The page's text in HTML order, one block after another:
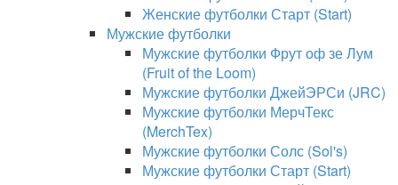
Женские футболки Старт (Start)
Мужские футболки
Мужские футболки Фрут оф зе Лум
(Fruit of the Loom)
Мужские футболки ДжейЭРСи (JRC)
Мужские футболки МерчТекс
(MerchTex)
Мужские футболки Солс (Sol's)
Мужские футболки Старт (Start)